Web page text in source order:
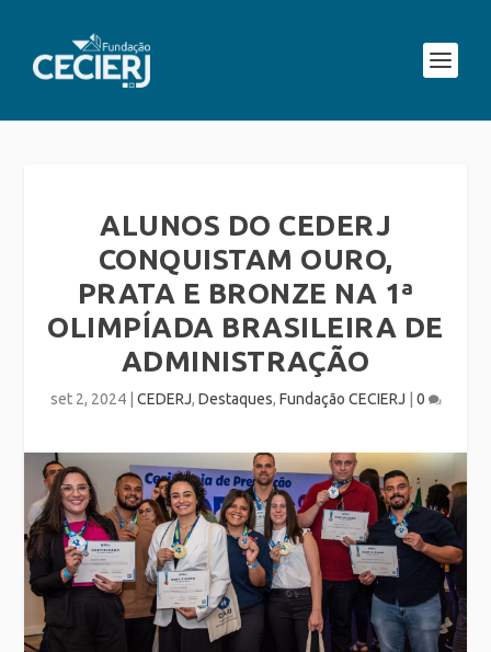
ALUNOS DO CEDERJ
CONQUISTAM OURO,
PRATA E BRONZE NA 1ª
OLIMPÍADA BRASILEIRA DE
ADMINISTRAÇÃO
set 2, 2024| CEDERJ, Destaques, Fundação CECIERJ 0